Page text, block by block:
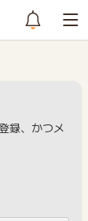
録、かつメ